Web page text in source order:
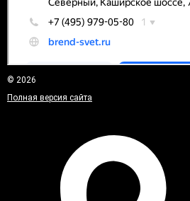
© 2026
Полная версия сайта